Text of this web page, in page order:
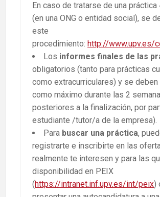
En caso de tratarse de una práctica
(en una ONG o entidad social), se
este
procedimiento: http://www.upv.es/
Los informes finales de las
obligatorios (tanto para prácticas
como extracurriculares) y se
como máximo durante las 2
posteriores a la finalización, por
estudiante /tutor/a de la empresa).
Para buscar una práctica,
registrarte e inscribirte en las
realmente te interesen y para las
disponibilidad en PEIX
(https://intranet.inf.upv.es/int/peix)